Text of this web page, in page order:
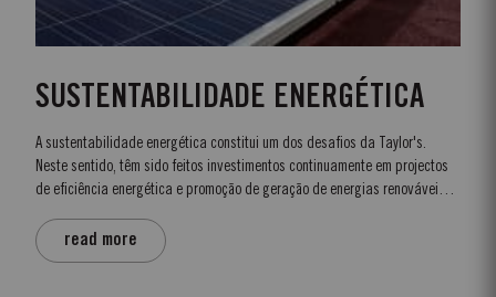
SUSTENTABILIDADE ENERGÉTICA
A sustentabilidade energética constitui um dos desafios da Taylor's.
Neste sentido, têm sido feitos investimentos continuamente em projectos
de eficiência energética e promoção de geração de energias renováveis
read more